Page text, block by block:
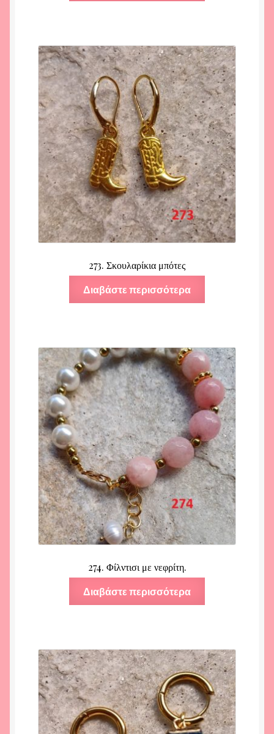
273. Σκουλαρίκια μπότες
Διαβάστε περισσότερα
274. Φίλντισι με νεφρίτη.
Διαβάστε περισσότερα